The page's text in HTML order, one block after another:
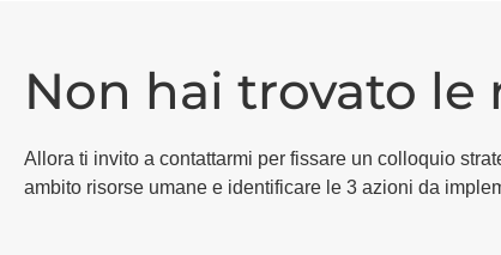
Non hai trovato le
Allora ti invito a contattarmi per fissare un colloquio
ambito risorse umane e identificare le 3 azioni da